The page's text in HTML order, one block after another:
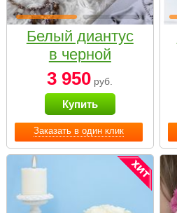
Заказать в один клик
Белый диантус
в черной
коробке Small
3 950 руб.
Купить